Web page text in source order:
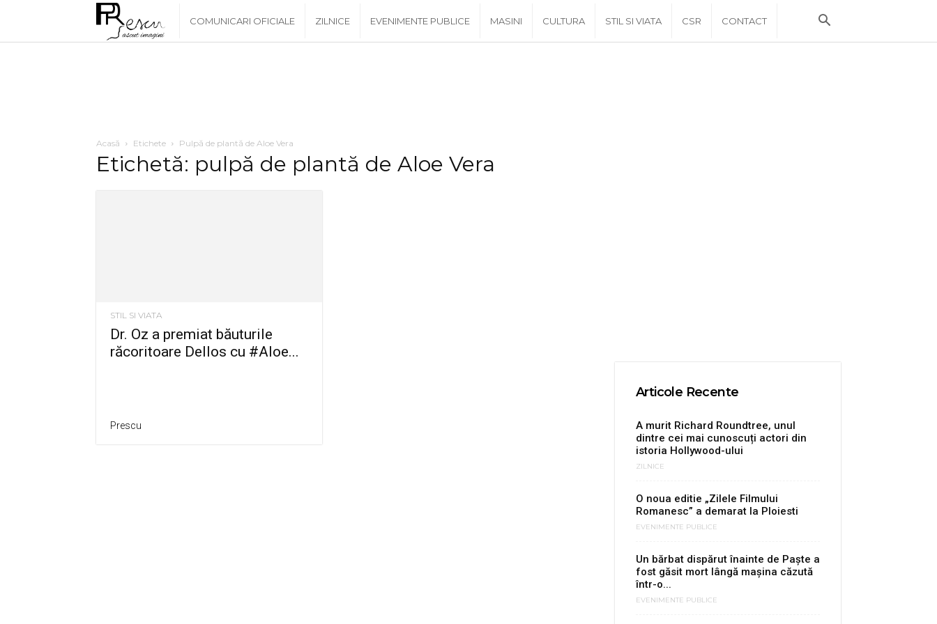
www.PRescu.ro
COMUNICARI OFICIALE ZILNICE EVENIMENTE PUBLICE MASINI CULTURA STIL SI VIATA CSR CONTACT
Acasă Etichete Pulpă de plantă de Aloe Vera
Etichetă: pulpă de plantă de Aloe Vera
STIL SI VIATA
Dr. Oz a premiat băuturile
răcoritoare Dellos cu #Aloe...
Prescu
Articole Recente
A murit Richard Roundtree, unul
dintre cei mai cunoscuți actori din
istoria Hollywood-ului
ZILNICE
O noua editie „Zilele Filmului
Romanesc” a demarat la Ploiesti
EVENIMENTE PUBLICE
Un bărbat dispărut înainte de Paște a
fost găsit mort lângă mașina căzută
într-o...
EVENIMENTE PUBLICE